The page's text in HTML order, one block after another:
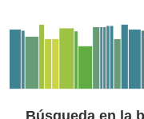
Búsqueda en la